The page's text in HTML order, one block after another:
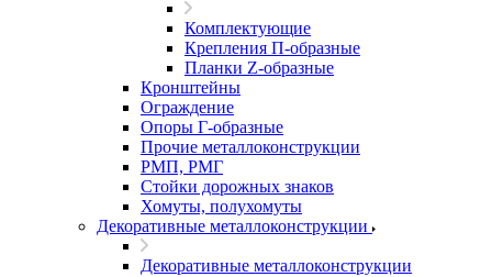
Комплектующие
Крепления П-образные
Планки Z-образные
Кронштейны
Ограждение
Опоры Г-образные
Прочие металлоконструкции
РМП, РМГ
Стойки дорожных знаков
Хомуты, полухомуты
Декоративные металлоконструкции
Декоративные металлоконструкции